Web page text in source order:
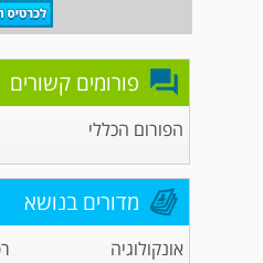
פורומים קשורים
הפורום הכללי
מדורים בנושא
אונקולוגיה